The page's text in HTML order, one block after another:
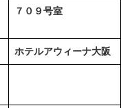
７０９号室
ホテルアウィーナ大阪